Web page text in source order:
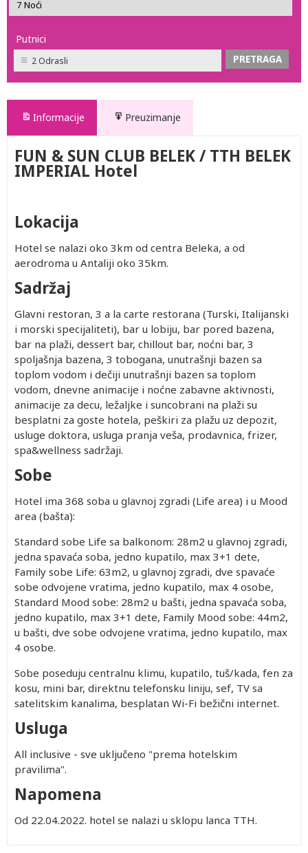
Putnici
2 Odrasli
Informacije Preuzimanje
FUN & SUN CLUB BELEK / TTH BELEK
IMPERIAL Hotel
Lokacija
Hotel se nalazi oko 3km od centra Beleka, a od
aerodroma u Antaliji oko 35km.
Sadržaj
Glavni restoran, 3 a la carte restorana (Turski, Italijanski
i morski specijaliteti), bar u lobiju, bar pored bazena,
bar na plaži, dessert bar, chillout bar, noćni bar, 3
spoljašnja bazena, 3 tobogana, unutrašnji bazen sa
toplom vodom i dečiji unutrašnji bazen sa toplom
vodom, dnevne animacije i noćne zabavne aktivnosti,
animacije za decu, ležaljke i suncobrani na plaži su
besplatni za goste hotela, peškiri za plažu uz depozit,
usluge doktora, usluga pranja veša, prodavnica, frizer,
spa&wellness sadržaji.
Sobe
Hotel ima 368 soba u glavnoj zgradi (Life area) i u Mood
area (bašta):
Standard sobe Life sa balkonom: 28m2 u glavnoj zgradi,
jedna spavaća soba, jedno kupatilo, max 3+1 dete,
Family sobe Life: 63m2, u glavnoj zgradi, dve spavaće
sobe odvojene vratima, jedno kupatilo, max 4 osobe,
Standard Mood sobe: 28m2 u bašti, jedna spavaća soba,
jedno kupatilo, max 3+1 dete, Family Mood sobe: 44m2,
u bašti, dve sobe odvojene vratima, jedno kupatilo, max
4 osobe.
Sobe poseduju centralnu klimu, kupatilo, tuš/kada, fen za
kosu, mini bar, direktnu telefonsku liniju, sef, TV sa
satelitskim kanalima, besplatan Wi-Fi bežični internet.
Usluga
All inclusive - sve uključeno "prema hotelskim
pravilima".
Napomena
Od 22.04.2022. hotel se nalazi u sklopu lanca TTH.